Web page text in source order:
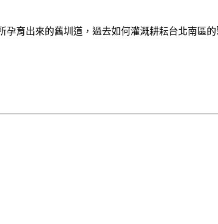
育出來的舊圳道，過去如何灌溉耕耘台北南區